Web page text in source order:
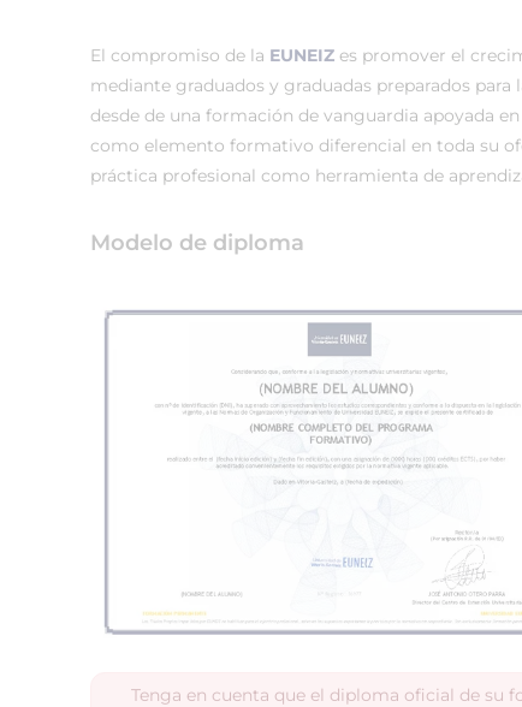
El compromiso de la EUNEIZ es promover el
mediante graduados y graduadas preparados
desde de una formación de vanguardia apoyada
como elemento formativo diferencial en toda su
práctica profesional como herramienta de
Modelo de diploma
Tenga en cuenta que el diploma oficial de su